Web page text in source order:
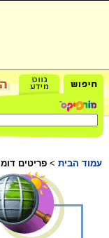
עמוד הבית > פריטים